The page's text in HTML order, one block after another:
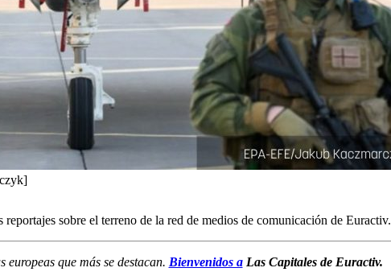
sobre el terreno de la red de medios de comunicación de Euractiv.
europeas que más se destacan. Bienvenidos a Las Capitalesde Euractiv.